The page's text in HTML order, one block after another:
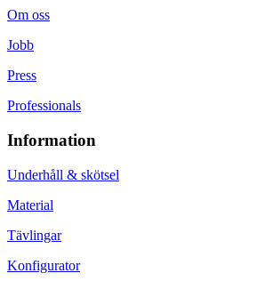
Om oss
Jobb
Press
Professionals
Information
Underhåll & skötsel
Material
Tävlingar
Konfigurator